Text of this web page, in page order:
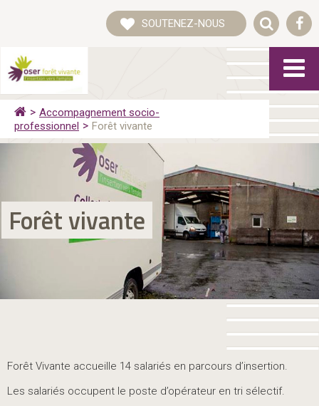
SOUTENEZ-NOUS
Accompagnement socio-
professionnel
Forêt vivante
Forêt vivante
Forêt Vivante accueille 14 salariés en parcours d’insertion.
Les salariés occupent le poste d’opérateur en tri sélectif.